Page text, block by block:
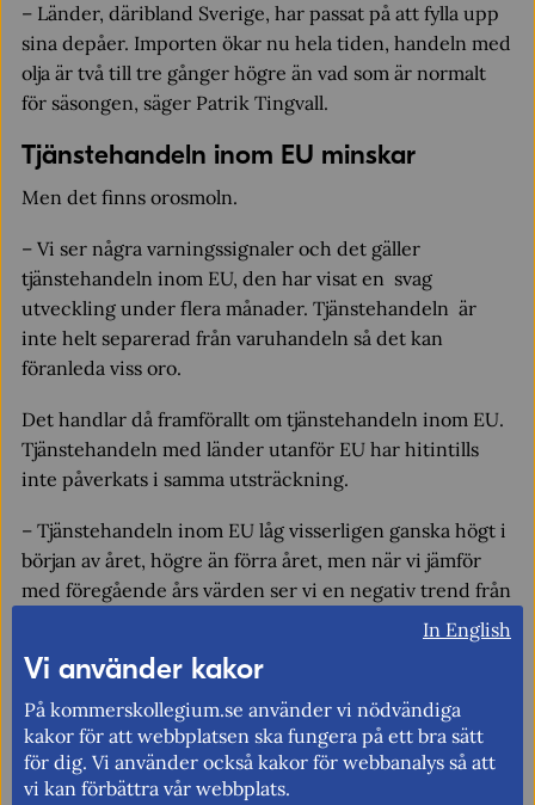
– Länder, däribland Sverige, har passat på att fylla upp
sina depåer. Importen ökar nu hela tiden, handeln med
olja är två till tre gånger högre än vad som är normalt
för säsongen, säger Patrik Tingvall.
Tjänstehandeln inom EU minskar
Men det finns orosmoln.
– Vi ser några varningssignaler och det gäller
tjänstehandeln inom EU, den har visat en svag
utveckling under flera månader. Tjänstehandeln är
inte helt separerad från varuhandeln så det kan
föranleda viss oro.
Det handlar då framförallt om tjänstehandeln inom EU.
Tjänstehandeln med länder utanför EU har hitintills
inte påverkats i samma utsträckning.
– Tjänstehandeln inom EU låg visserligen ganska högt i
början av året, högre än förra året, men när vi jämför
med föregående års värden ser vi en negativ trend från
och med februari. Detta är problematiskt eftersom EU
är vår största handelspartner och beroende på vilken
typ av tjänstehandel som minskar skulle det här kunna
dra med sig en negativ utveckling även inom
varuhandeln, säger Patrik Tingvall, chefekonom på
Kommerskollegium.
In English
Vi använder kakor
På kommerskollegium.se använder vi nödvändiga
kakor för att webbplatsen ska fungera på ett bra sätt
för dig. Vi använder också kakor för webbanalys så att
vi kan förbättra vår webbplats.